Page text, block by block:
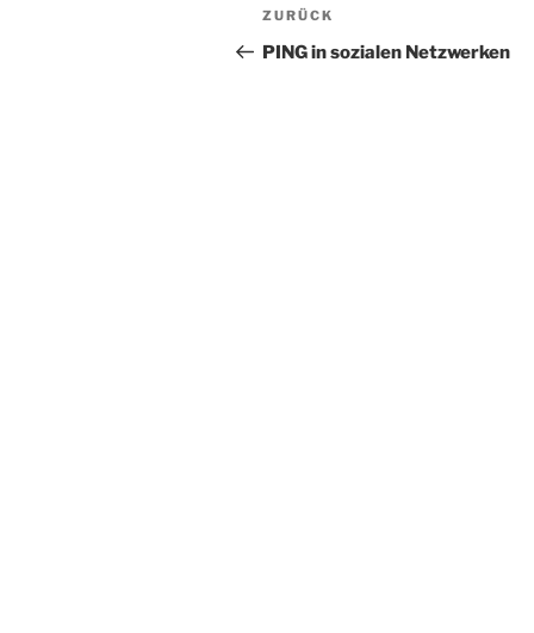
Vorheriger
Beitrag
ZURÜCK
PING in sozialen Netzwerken